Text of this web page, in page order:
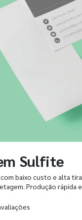
Sulfite
baixo custo e alta
Produção rápida